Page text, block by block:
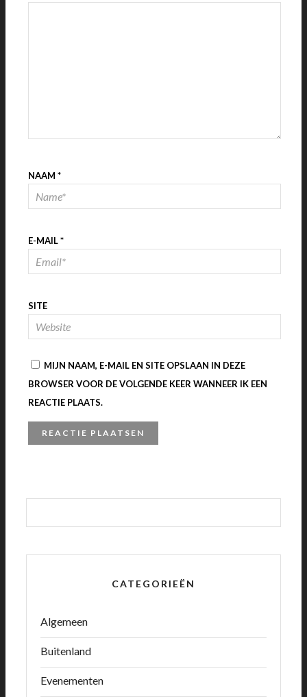
NAAM *
E-MAIL*
SITE
MIJN NAAM, E-MAIL EN SITE OPSLAAN IN DEZE
BROWSER VOOR DE VOLGENDE KEER WANNEER IK EEN
REACTIE PLAATS.
CATEGORIEËN
Algemeen
Buitenland
Evenementen